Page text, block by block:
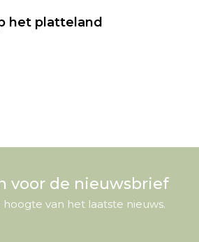
het platteland
voor de nieuwsbrief
hoogte van het laatste nieuws.